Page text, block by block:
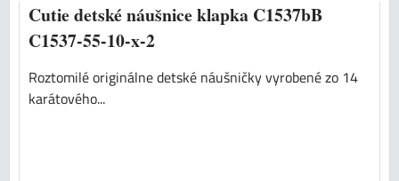
Cutie detské náušnice klapka C1537bB
C1537-55-10-x-2
Roztomilé originálne detské náušničky vyrobené zo 14
karátového...